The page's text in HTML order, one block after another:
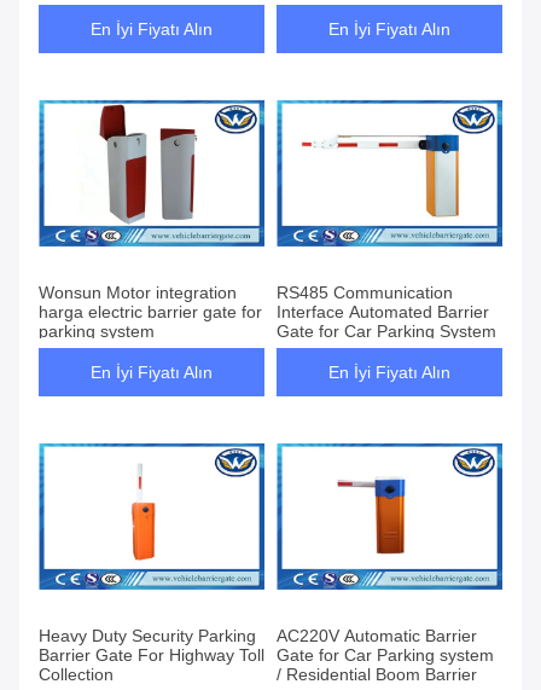
En İyi Fiyatı Alın En İyi Fiyatı Alın
Wonsun Motor integration
harga electric barrier gate for
parking system
En İyi Fiyatı Alın
RS485 Communication
Interface Automated Barrier
Gate for Car Parking System
En İyi Fiyatı Alın
Heavy Duty Security Parking
Barrier Gate For Highway Toll
Collection
AC220V Automatic Barrier
Gate for Car Parking system
/ Residential Boom Barrier